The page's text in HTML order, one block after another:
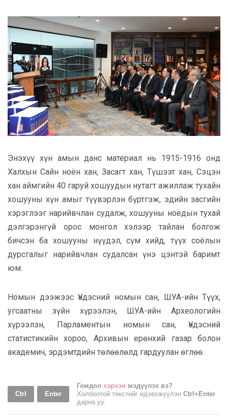
Энэхүү хүн амын данс материал нь 1915-1916 онд
Халхын Сайн ноён хан, Засагт хан, Түшээт хан, Сэцэн
хан аймгийн 40 гаруй хошуудын нутагт ажиллаж тухайн
хошууны хүн амыг түүвэрлэн бүртгэж, эдийн засгийн
хэрэглээг нарийвчлан судалж, хошууны ноёдын тухай
дэлгэрэнгүй орос монгол хэлээр тайлан болгож
бичсэн ба хошууны нүүдэл, сүм хийд, түүх соёлын
дурсгалыг нарийвчлан судалсан үнэ цэнтэй баримт
юм.
Номын дээжээс Үндэсний номын сан, ШУА-ийн Түүх,
угсаатны зүйн хүрээлэн, ШУА-ийн Археологийн
хүрээлэн, Парламентын номын сан, Үндэсний
статистикийн хороо, Архивын ерөнхий газар болон
академич, эрдэмтдийн төлөөлөлд гардуулан өглөө.
Ctrl Enter
Гомдол хэрхэн мэдүүлэх вэ?
Холбоотой текстийг идэвхжүүлэн Ctrl+Enter
дарна уу.